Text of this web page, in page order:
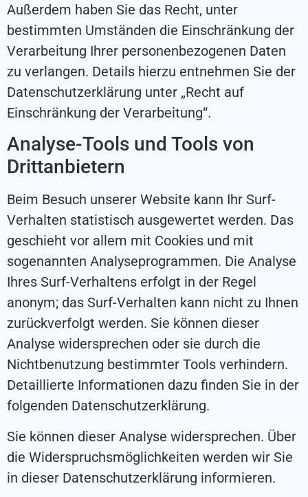
Außerdem haben Sie das Recht, unter
bestimmten Umständen die Einschränkung der
Verarbeitung Ihrer personenbezogenen Daten
zu verlangen. Details hierzu entnehmen Sie der
Datenschutzerklärung unter „Recht auf
Einschränkung der Verarbeitung“.
Analyse-Tools und Tools von
Drittanbietern
Beim Besuch unserer Website kann Ihr Surf-
Verhalten statistisch ausgewertet werden. Das
geschieht vor allem mit Cookies und mit
sogenannten Analyseprogrammen. Die Analyse
Ihres Surf-Verhaltens erfolgt in der Regel
anonym; das Surf-Verhalten kann nicht zu Ihnen
zurückverfolgt werden. Sie können dieser
Analyse widersprechen oder sie durch die
Nichtbenutzung bestimmter Tools verhindern.
Detaillierte Informationen dazu finden Sie in der
folgenden Datenschutzerklärung.
Sie können dieser Analyse widersprechen. Über
die Widerspruchsmöglichkeiten werden wir Sie
in dieser Datenschutzerklärung informieren.